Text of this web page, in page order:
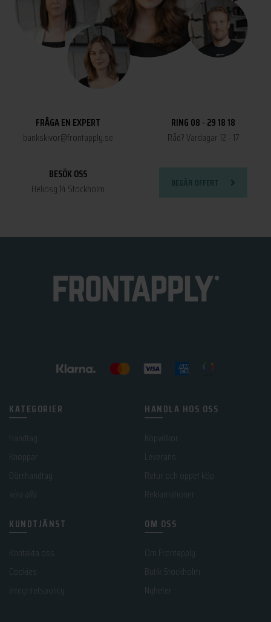
FRÅGA EN EXPERT
bankskivor@frontapply.se
RING 08 - 29 18 18
Råd? Vardagar 12 - 17
BESÖK OSS
Heliosg.14 Stockholm
BEGÄR OFFERT
KATEGORIER
Handtag
Dörrhandtag
HANDLA HOS OSS
Retur och öppet köp
Reklamationer
KUNDTJÄNST
Kontakta oss
Integritetspolicy
OM OSS
Om Frontapply
Butik Stockholm
Nyheter